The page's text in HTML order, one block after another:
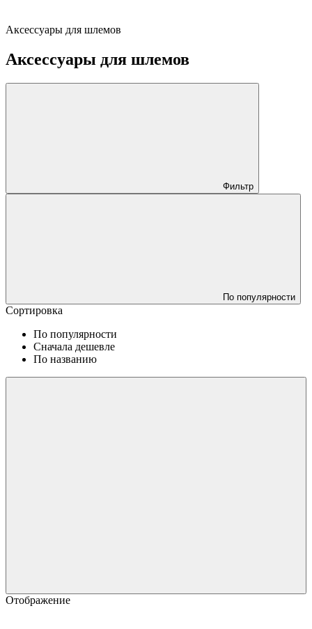
Аксессуары для шлемов
Аксессуары для шлемов
Фильтр
По популярности
Сортировка
По популярности
Сначала дешевле
По названию
Отображение